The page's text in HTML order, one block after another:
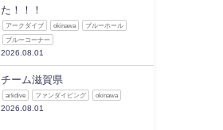
た！！！
アークダイブ okinawa ブルーホール
ブルーコーナー
2026.08.01
チーム滋賀県
arkdive ファンダイビング okinawa
2026.08.01